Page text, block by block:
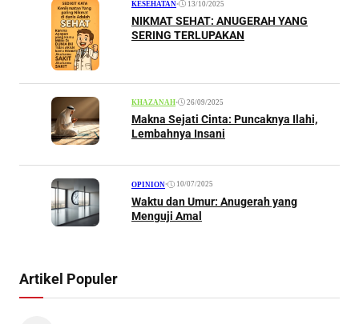
KESEHATAN• 13/10/2025
NIKMAT SEHAT: ANUGERAH YANG
SERING TERLUPAKAN
KHAZANAH• 26/09/2025
Makna Sejati Cinta: Puncaknya Ilahi,
Lembahnya Insani
OPINION• 10/07/2025
Waktu dan Umur: Anugerah yang
Menguji Amal
Artikel Populer